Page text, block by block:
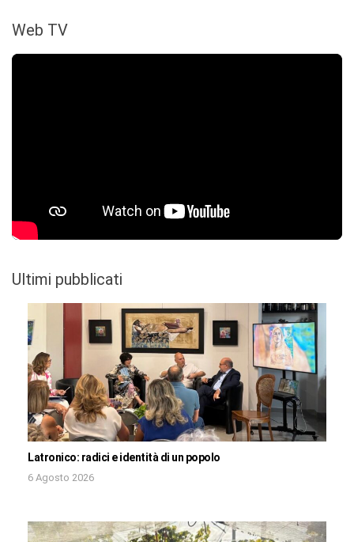
Web TV
Ultimi pubblicati
Latronico: radici e identità di un popolo
6 Agosto 2026